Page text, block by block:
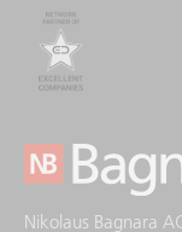
Nikolaus Bagnara